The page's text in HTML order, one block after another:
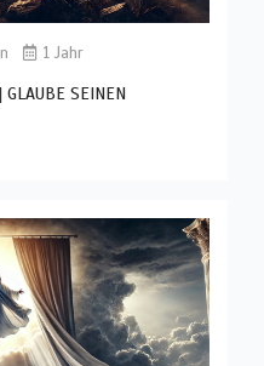
1 Jahr
SEINEN